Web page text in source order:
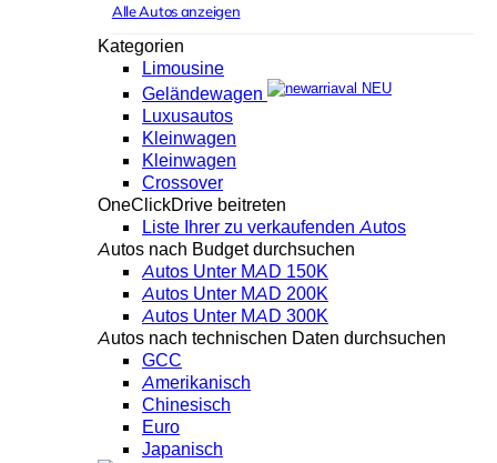
Alle Autos anzeigen
Kategorien
Limousine
Geländewagen
NEU
Luxusautos
Kleinwagen
Kleinwagen
Crossover
OneClickDrive beitreten
Liste Ihrer zu verkaufenden Autos
Autos nach Budget durchsuchen
Autos Unter MAD 150K
Autos Unter MAD 200K
Autos Unter MAD 300K
Autos nach technischen Daten durchsuchen
GCC
Amerikanisch
Chinesisch
Euro
Japanisch